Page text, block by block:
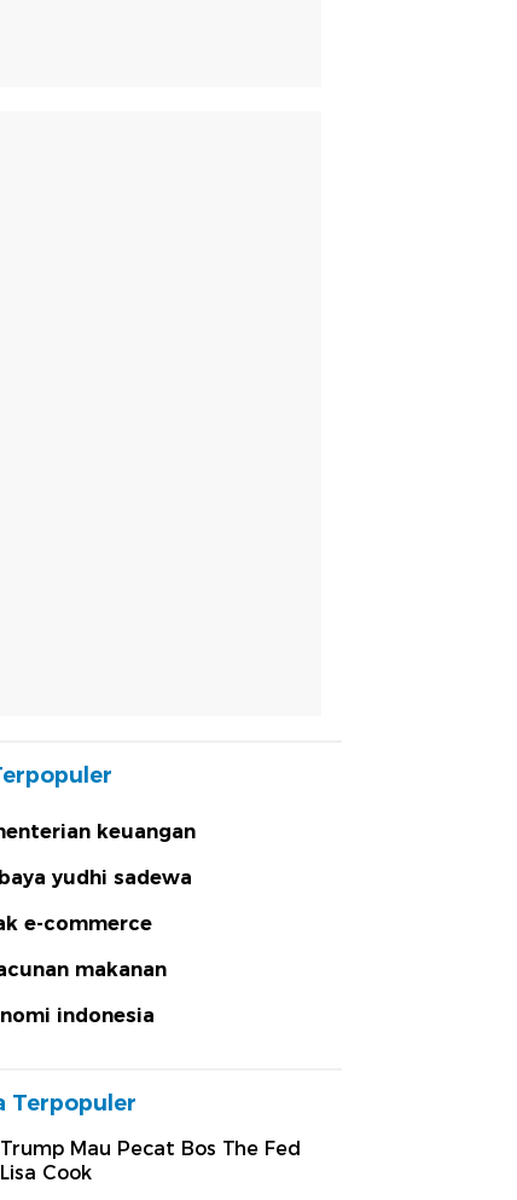
keuangan
yudhi sadewa
e-commerce
makanan
indonesia
Terpopuler
Trump Mau Pecat Bos The Fed
Lisa Cook